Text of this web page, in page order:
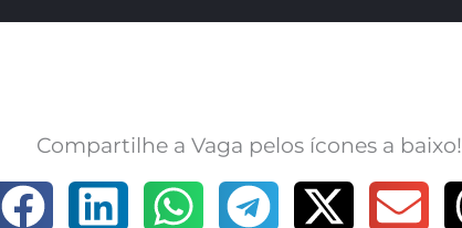
Compartilhe a Vaga pelos ícones a baixo!